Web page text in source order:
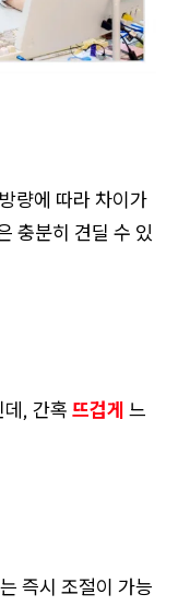
량에 따라 차이가
충분히 견딜 수 있
, 간혹 뜨겁게 느
즉시 조절이 가능